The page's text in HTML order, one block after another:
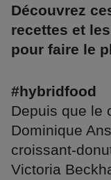
Découvrez
recettes et
pour faire le
#hybridfood
Depuis que le
Dominique
croissant-
Victoria